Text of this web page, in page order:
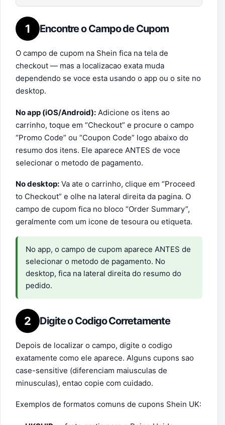
1 Encontre o Campo de Cupom
O campo de cupom na Shein fica na tela de
checkout — mas a localizacao exata muda
dependendo se voce esta usando o app ou o site no
desktop.
No app (iOS/Android): Adicione os itens ao
carrinho, toque em “Checkout” e procure o campo
“Promo Code” ou “Coupon Code” logo abaixo do
resumo dos itens. Ele aparece ANTES de voce
selecionar o metodo de pagamento.
No desktop: Va ate o carrinho, clique em “Proceed
to Checkout” e olhe na lateral direita da pagina. O
campo de cupom fica no bloco “Order Summary”,
geralmente com um icone de tesoura ou etiqueta.
No app, o campo de cupom aparece ANTES de
selecionar o metodo de pagamento. No
desktop, fica na lateral direita do resumo do
pedido.
2 Digite o Codigo Corretamente
Depois de localizar o campo, digite o codigo
exatamente como ele aparece. Alguns cupons sao
case-sensitive (diferenciam maiusculas de
minusculas), entao copie com cuidado.
Exemplos de formatos comuns de cupons Shein UK: